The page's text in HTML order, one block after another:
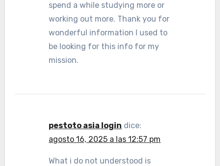
spend a while studying more or
working out more. Thank you for
wonderful information I used to
be looking for this info for my
mission.
pestoto asia login dice:
agosto 16, 2025 a las 12:57 pm
What i do not understood is